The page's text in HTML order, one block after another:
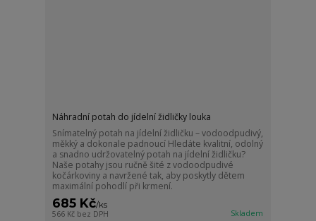
Náhradní potah do jídelní židličky louka
Snímatelný potah na jídelní židličku – vodoodpudivý,
měkký a dokonale padnoucí Hledáte kvalitní, odolný
a snadno udržovatelný potah na jídelní židličku?
Naše potahy jsou ručně šité z vodoodpudivé
kočárkoviny a navržené tak, aby poskytly dětem
maximální pohodlí při krmení.
685 Kč/ks
566 Kč bez DPH Skladem